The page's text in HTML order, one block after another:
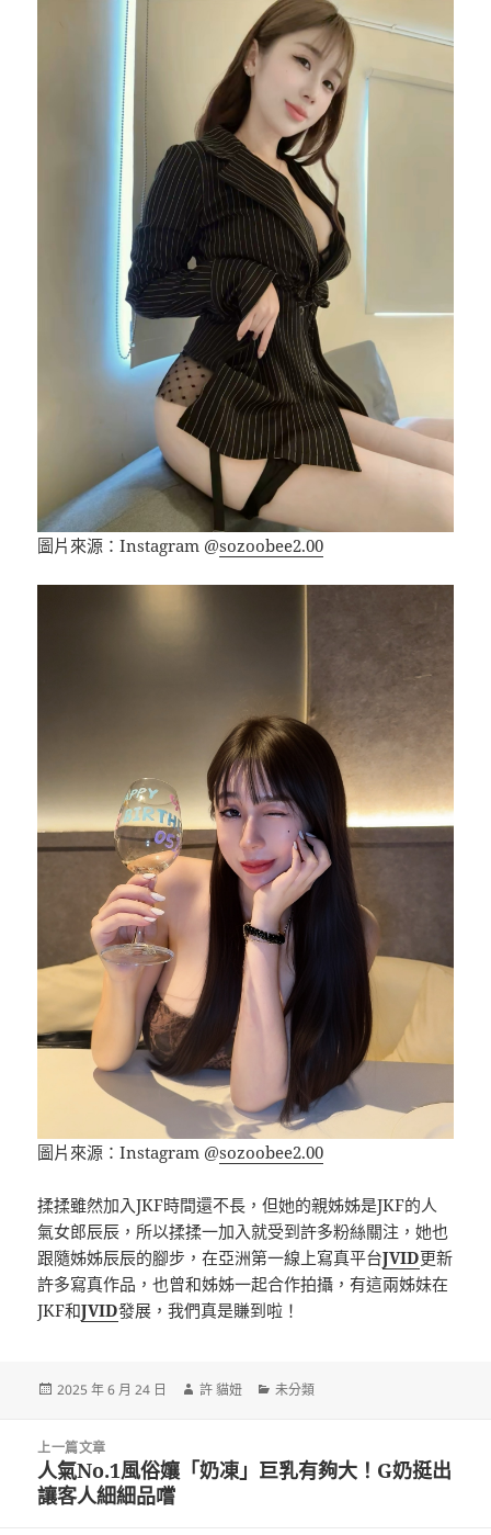
圖片來源：Instagram @sozoobee2.00
圖片來源：Instagram @sozoobee2.00
揉揉雖然加入JKF時間還不長，但她的親姊姊是JKF的人
氣女郎辰辰，所以揉揉一加入就受到許多粉絲關注，她也
跟隨姊姊辰辰的腳步，在亞洲第一線上寫真平台JVID更新
許多寫真作品，也曾和姊姊一起合作拍攝，有這兩姊妹在
JKF和JVID發展，我們真是賺到啦！
發
期:
2025 年 6 月 24 日
作
許 貓妞
分
未分類
上一篇文章
上
一
人氣No.1風俗孃「奶凍」巨乳有夠大！G奶挺出
讓客人細細品嚐